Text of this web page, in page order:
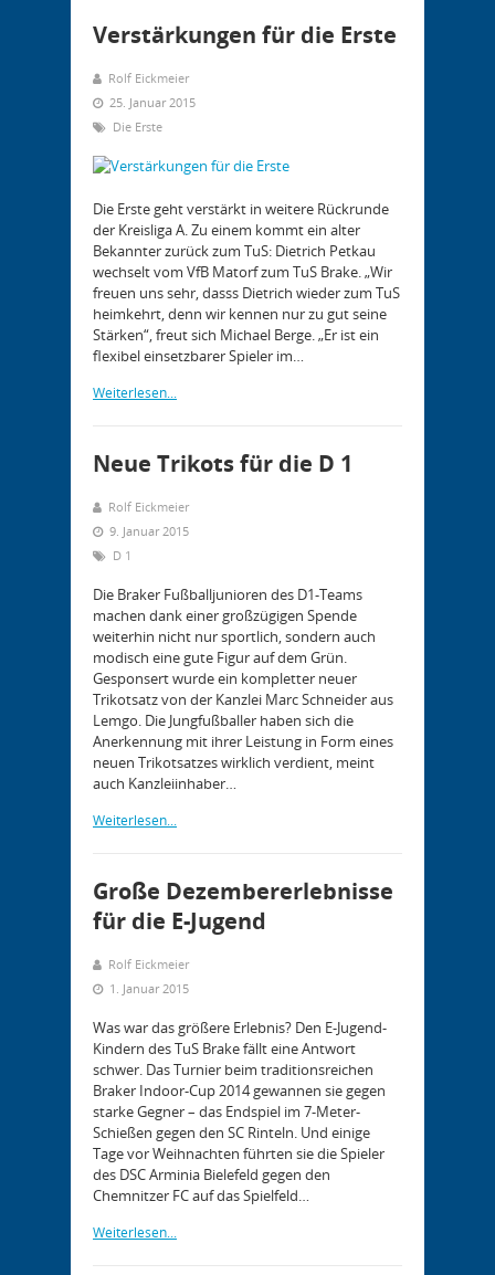
Verstärkungen für die Erste
Rolf Eickmeier
25. Januar 2015
Die Erste
Die Erste geht verstärkt in weitere Rückrunde
der Kreisliga A. Zu einem kommt ein alter
Bekannter zurück zum TuS: Dietrich Petkau
wechselt vom VfB Matorf zum TuS Brake. „Wir
freuen uns sehr, dasss Dietrich wieder zum TuS
heimkehrt, denn wir kennen nur zu gut seine
Stärken“, freut sich Michael Berge. „Er ist ein
flexibel einsetzbarer Spieler im…
Weiterlesen...
Neue Trikots für die D 1
Rolf Eickmeier
9. Januar 2015
D 1
Die Braker Fußballjunioren des D1-Teams
machen dank einer großzügigen Spende
weiterhin nicht nur sportlich, sondern auch
modisch eine gute Figur auf dem Grün.
Gesponsert wurde ein kompletter neuer
Trikotsatz von der Kanzlei Marc Schneider aus
Lemgo. Die Jungfußballer haben sich die
Anerkennung mit ihrer Leistung in Form eines
neuen Trikotsatzes wirklich verdient, meint
auch Kanzleiinhaber…
Weiterlesen...
Große Dezembererlebnisse
für die E-Jugend
Rolf Eickmeier
1. Januar 2015
Was war das größere Erlebnis? Den E-Jugend-
Kindern des TuS Brake fällt eine Antwort
schwer. Das Turnier beim traditionsreichen
Braker Indoor-Cup 2014 gewannen sie gegen
starke Gegner – das Endspiel im 7-Meter-
Schießen gegen den SC Rinteln. Und einige
Tage vor Weihnachten führten sie die Spieler
des DSC Arminia Bielefeld gegen den
Chemnitzer FC auf das Spielfeld…
Weiterlesen...